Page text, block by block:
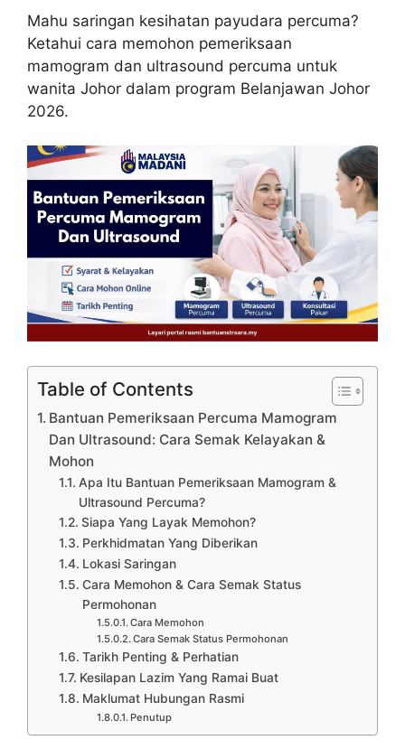
Mahu saringan kesihatan payudara percuma?
Ketahui cara memohon pemeriksaan
mamogram dan ultrasound percuma untuk
wanita Johor dalam program Belanjawan Johor
2026.
Table of Contents
Bantuan Pemeriksaan Percuma Mamogram
Dan Ultrasound: Cara Semak Kelayakan &
Mohon
Apa Itu Bantuan Pemeriksaan Mamogram &
Ultrasound Percuma?
Siapa Yang Layak Memohon?
Perkhidmatan Yang Diberikan
Lokasi Saringan
Cara Memohon & Cara Semak Status
Permohonan
Cara Memohon
Cara Semak Status Permohonan
Tarikh Penting & Perhatian
Kesilapan Lazim Yang Ramai Buat
Maklumat Hubungan Rasmi
Penutup